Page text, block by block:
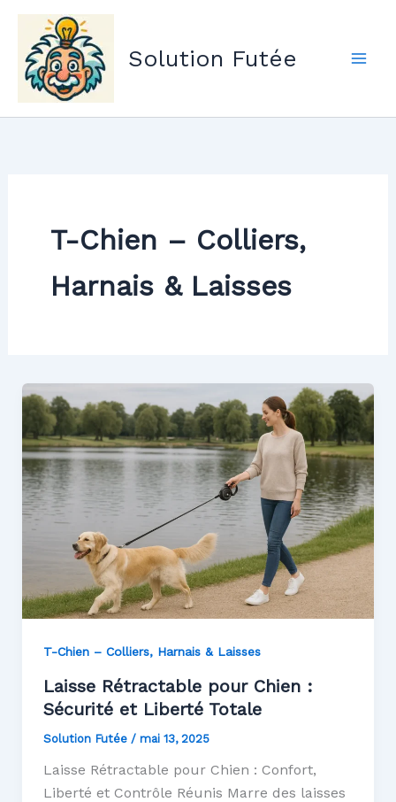
Aller
contenu
Solution Futée
T-Chien – Colliers,
Harnais & Laisses
T-Chien – Colliers, Harnais & Laisses
Laisse Rétractable pour Chien :
Sécurité et Liberté Totale
Solution Futée / mai 13, 2025
Laisse Rétractable pour Chien : Confort,
Liberté et Contrôle Réunis Marre des laisses